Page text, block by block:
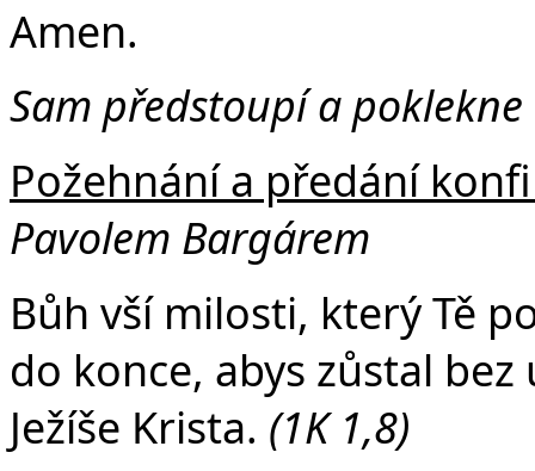
Amen.
Sam předstoupí a poklekne
Požehnání a předání
Pavolem Bargárem
Bůh vší milosti, který Tě
do konce, abys zůstal
Ježíše Krista. (1K 1,8)